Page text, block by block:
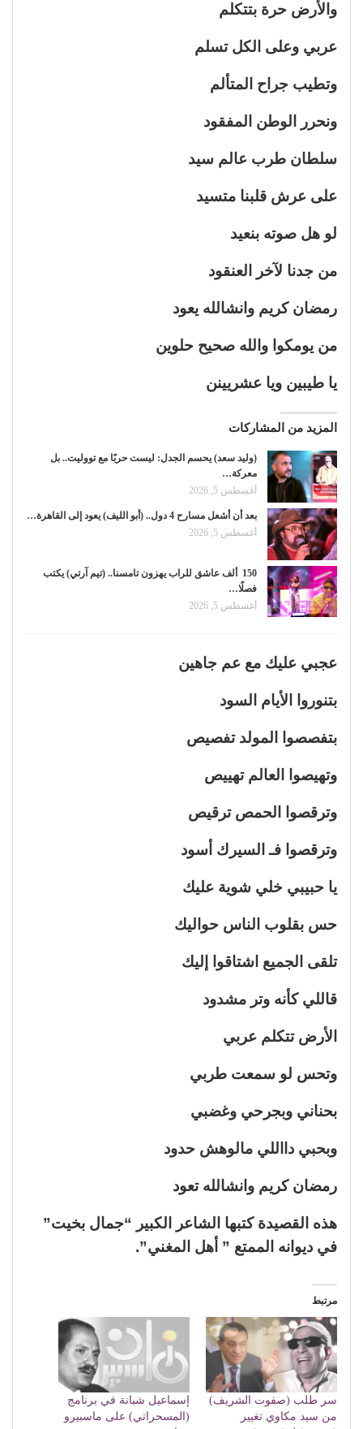
والأرض حرة بتتكلم
عربي وعلى الكل تسلم
وتطيب جراح المتألم
ونحرر الوطن المفقود
سلطان طرب عالم سيد
على عرش قلبنا متسيد
لو هل صوته بنعيد
من جدنا لآخر العنقود
رمضان كريم وانشالله يعود
من يومكوا والله صحيح حلوين
يا طيبين ويا عشريينن
المزيد من المشاركات
(وليد سعد) يحسم الجدل: ليست حربًا مع تووليت.. بل
معركة…
أغسطس 5, 2026
بعد أن أشعل مسارح 4 دول.. (أبو الليف) يعود إلى القاهرة…
أغسطس 5, 2026
150 ألف عاشق للراب يهزون تامسنا.. (تيم آرتي) يكتب
فصلًا…
أغسطس 5, 2026
عجبي عليك مع عم جاهين
بتنوروا الأيام السود
بتفصصوا المولد تفصيص
وتهيصوا العالم تهييص
وترقصوا الحمص ترقيص
وترقصوا فـ السيرك أسود
يا حبيبي خلي شوية عليك
حس بقلوب الناس حواليك
تلقى الجميع اشتاقوا إليك
قاللي كأنه وتر مشدود
الأرض تتكلم عربي
وتحس لو سمعت طربي
بحناني وبجرحي وغضبي
وبحبي دااللي مالوهش حدود
رمضان كريم وانشالله تعود
هذه القصيدة كتبها الشاعر الكبير “جمال بخيت”
في ديوانه الممتع ” أهل المغني”.
مرتبط
سر طلب (صفوت الشريف)
من سيد مكاوي تغيير
إسماعيل شبانة في برنامج
(المسحراتي) على ماسبيرو